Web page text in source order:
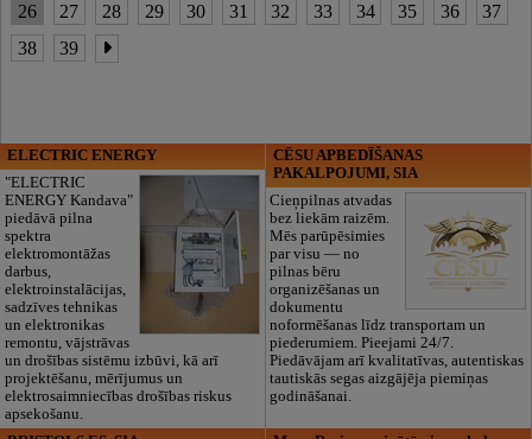
26
27 28 29 30 31 32 33 34 35 36
37
38
39
ELECTRIC ENERGY
"ELECTRIC
ENERGY Kandava"
piedāvā pilna
spektra
elektromontāžas
darbus,
elektroinstalācijas,
sadzīves tehnikas
un elektronikas
remontu, vājstrāvas
un drošības sistēmu izbūvi, kā arī
projektēšanu, mērījumus un
elektrosaimniecības drošības riskus
apsekošanu.
CĒSU APBEDĪŠANAS
PAKALPOJUMI, SIA
Cieņpilnas atvadas
bez liekām raizēm.
Mēs parūpēsimies
par visu — no
pilnas bēru
organizēšanas un
dokumentu
noformēšanas līdz transportam un
piederumiem. Pieejami 24/7.
Piedāvājam arī kvalitatīvas, autentiskas
tautiskās segas aizgājēja piemiņas
godināšanai.